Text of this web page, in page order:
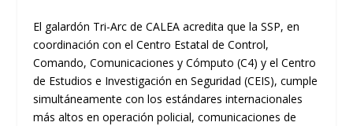
El galardón Tri-Arc de CALEA acredita que la SSP, en
coordinación con el Centro Estatal de Control,
Comando, Comunicaciones y Cómputo (C4) y el Centro
de Estudios e Investigación en Seguridad (CEIS), cumple
simultáneamente con los estándares internacionales
más altos en operación policial, comunicaciones de